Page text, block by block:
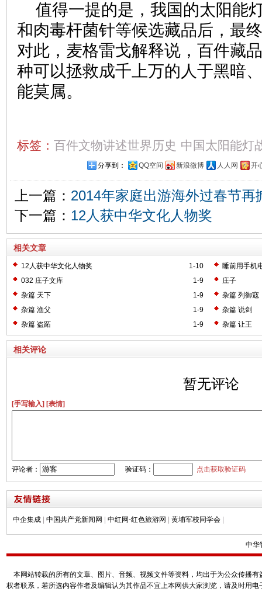
值得一提的是，我国的太阳能
和肉毒杆菌针等候选藏品后，最
对此，麦格雷戈解释说，百件藏
种可以拯救成千上万的人于黑暗
能莫属。
标签： 百件文物讲述世界历史 中国太阳能灯
分享到： QQ空间 新浪微博 人人网 开
上一篇： 2014年家庭出游海外过春节再
下一篇： 12人获中华文化人物奖
相关文章
1-10
12人获中华文化人物奖
睡前用手机
1-9
032 庄子文库
庄子
1-9
杂篇 天下
杂篇 列御寇
1-9
杂篇 渔父
杂篇 说剑
1-9
杂篇 盗跖 杂篇 让王
相关评论
暂无评论
[手写输入] [表情]
评论者： 验证码： 点击获取验证码
中企集成 | 中国共产党新闻网 | 中红网-红色旅游网 | 黄埔军校同学会 |
中华
本网站转载的所有的文章、图片、音频、视频文件等资料，均出于为公众传播
权者联系，若所选内容作者及编辑认为其作品不宜上本网供大家浏览，请及时用